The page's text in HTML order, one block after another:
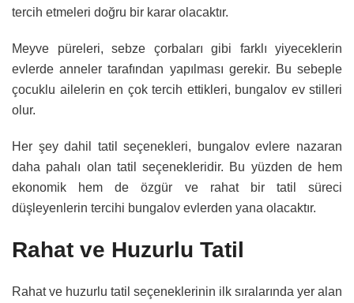
tercih etmeleri doğru bir karar olacaktır.
Meyve püreleri, sebze çorbaları gibi farklı yiyeceklerin
evlerde anneler tarafından yapılması gerekir. Bu sebeple
çocuklu ailelerin en çok tercih ettikleri, bungalov ev stilleri
olur.
Her şey dahil tatil seçenekleri, bungalov evlere nazaran
daha pahalı olan tatil seçenekleridir. Bu yüzden de hem
ekonomik hem de özgür ve rahat bir tatil süreci
düşleyenlerin tercihi bungalov evlerden yana olacaktır.
Rahat ve Huzurlu Tatil
Rahat ve huzurlu tatil seçeneklerinin ilk sıralarında yer alan